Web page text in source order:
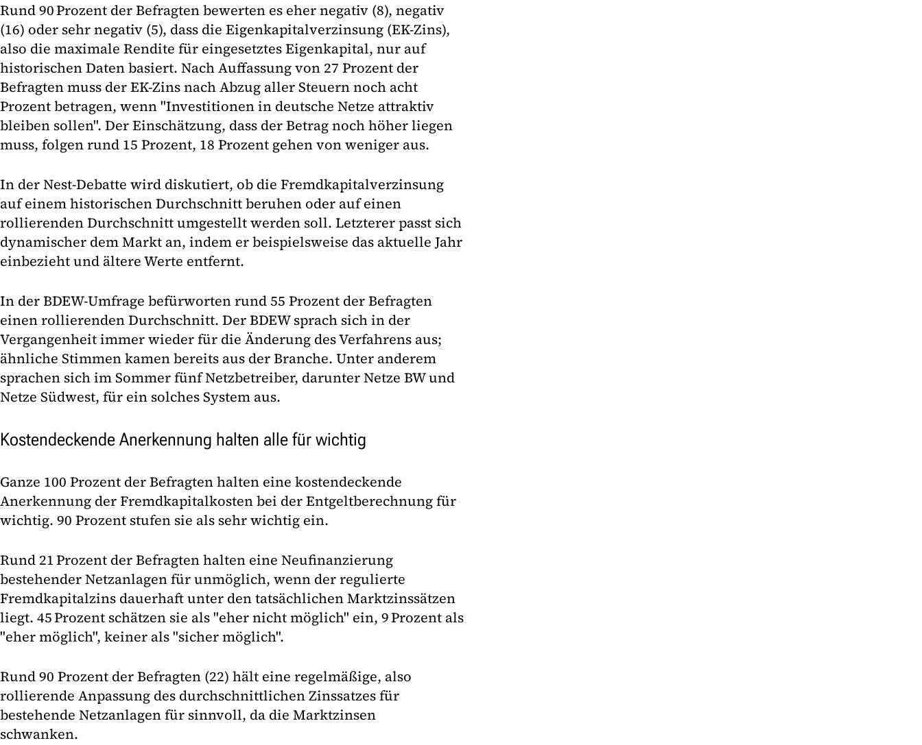
Rund 90 Prozent der Befragten bewerten es eher negativ (8), negativ
(16) oder sehr negativ (5), dass die Eigenkapitalverzinsung (EK-Zins),
also die maximale Rendite für eingesetztes Eigenkapital, nur auf
historischen Daten basiert. Nach Auffassung von 27 Prozent der
Befragten muss der EK-Zins nach Abzug aller Steuern noch acht
Prozent betragen, wenn "Investitionen in deutsche Netze attraktiv
bleiben sollen". Der Einschätzung, dass der Betrag noch höher liegen
muss, folgen rund 15 Prozent, 18 Prozent gehen von weniger aus.
In der Nest-Debatte wird diskutiert, ob die Fremdkapitalverzinsung
auf einem historischen Durchschnitt beruhen oder auf einen
rollierenden Durchschnitt umgestellt werden soll. Letzterer passt sich
dynamischer dem Markt an, indem er beispielsweise das aktuelle Jahr
einbezieht und ältere Werte entfernt.
In der BDEW-Umfrage befürworten rund 55 Prozent der Befragten
einen rollierenden Durchschnitt. Der BDEW sprach sich in der
Vergangenheit immer wieder für die Änderung des Verfahrens aus;
ähnliche Stimmen kamen bereits aus der Branche. Unter anderem
sprachen sich im Sommer fünf Netzbetreiber, darunter Netze BW und
Netze Südwest, für ein solches System aus.
Kostendeckende Anerkennung halten alle für wichtig
Ganze 100 Prozent der Befragten halten eine kostendeckende
Anerkennung der Fremdkapitalkosten bei der Entgeltberechnung für
wichtig. 90 Prozent stufen sie als sehr wichtig ein.
Rund 21 Prozent der Befragten halten eine Neu­finanzierung
bestehender Netzanlagen für unmöglich, wenn der regulierte
Fremdkapitalzins dauerhaft unter den tatsächlichen Marktzinssätzen
liegt. 45 Prozent schätzen sie als "eher nicht möglich" ein, 9 Prozent als
"eher möglich", keiner als "sicher möglich".
Rund 90 Prozent der Befragten (22) hält eine regelmäßige, also
rollierende Anpassung des durchschnittlichen Zinssatzes für
bestehende Netzanlagen für sinnvoll, da die Marktzinsen
schwanken.